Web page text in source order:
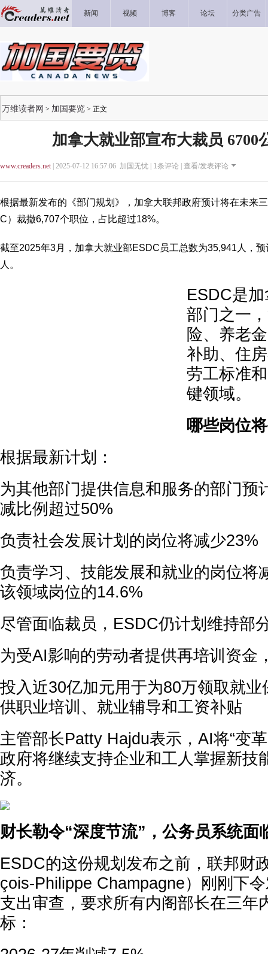
新闻 视频 博客 论坛 分类广告
万维读者网 > 加国要览 > 正文
加拿大就业部宣布大裁员 6700
www.creaders.net| 2025-07-12 16:57:06 加国无忧 | 1条评论 | 查看/发表评论
根据最新发布的《部门规划》，加拿大联邦政府预计将在未来
C）裁撤6,707个职位，占比超过18%。
截至2025年3月，加拿大就业部ESDC员工总数为35,941人，
人。
ESDC是
部门之一
险、养老
补助、住
劳工标准
键领域。
哪些岗位
根据最新计划：
为其他部门提供信息和服务的部门预
减比例超过50%
负责社会发展计划的岗位将减少23%
负责学习、技能发展和就业的岗位将
该领域岗位的14.6%
尽管面临裁员，ESDC仍计划维持部
为受AI影响的劳动者提供再培训资金
投入近30亿加元用于为80万领取就
供职业培训、就业辅导和工资补贴
主管部长Patty Hajdu表示，AI将“变
政府将继续支持企业和工人掌握新技
济。
财长勒令“深度节流”，公务员系统面
ESDC的这份规划发布之前，联邦财
çois-Philippe Champagne）刚刚下
支出审查，要求所有内阁部长在三年
标：